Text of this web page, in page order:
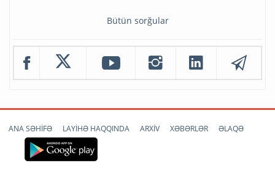
Bütün sorğular
ANA SƏHİFƏ LAYİHƏ HAQQINDA ARXİV XƏBƏRLƏR ƏLAQƏ